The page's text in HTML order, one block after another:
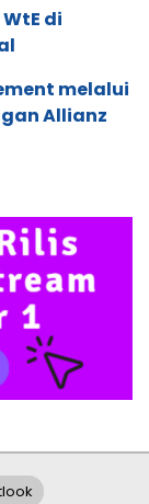
WtE di
melalui
Allianz